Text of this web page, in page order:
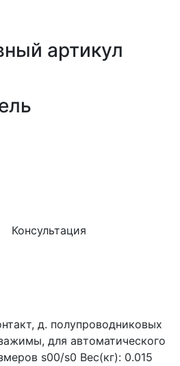
артикул
Консультация
д. полупроводниковых
для автоматического
s00/s0 Вес(кг): 0.015